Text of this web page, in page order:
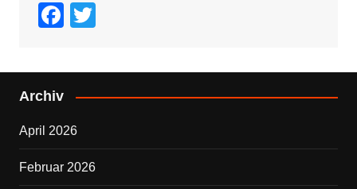
F
c
e
o
o
tt
er
Archiv
April 2026
Februar 2026